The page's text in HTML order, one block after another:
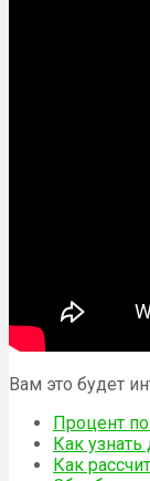
Вам это будет
Процент
Как узнать
Как